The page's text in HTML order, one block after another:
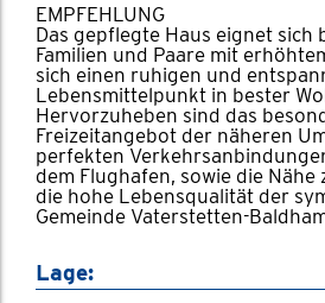
EMPFEHLUNG
Das gepflegte Haus eignet sich
Familien und Paare mit
sich einen ruhigen und
Lebensmittelpunkt in bester
Hervorzuheben sind das
Freizeitangebot der näheren
perfekten
dem Flughafen, sowie die Nähe
die hohe Lebensqualität der
Gemeinde Vaterstetten-
Lage: